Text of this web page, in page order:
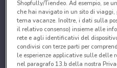
Shopfully/Tiendeo. Ad esempio, se
che hai navigato in un sito di
tema vacanze. Inoltre, i dati sulla
il relativo consenso) insieme alle
rete e agli identificativi del
condivisi con terze parti per
le esperienze applicative sulle delle
nel paragrafo 13.b della nostra